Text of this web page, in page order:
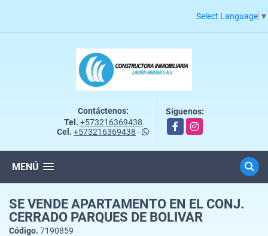
Select Language ▼
Contáctenos:
Tel. +573216369438
Cel. +573216369438 -
Síguenos:
FacebookInstagram
MENÚ
SE VENDE APARTAMENTO EN EL CONJ.
CERRADO PARQUES DE BOLIVAR
Código. 7190859